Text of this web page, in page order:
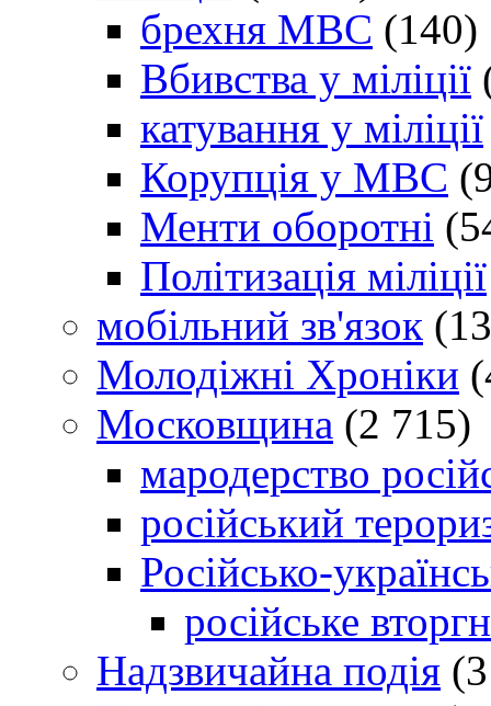
брехня МВС (140)
Вбивства у міліції
катування у міліції
Корупція у МВС
Менти оборотні
Політизація міліції
мобільний зв'язок
Молодіжні Хроніки
Московщина (2 715)
мародерство
російський
Російсько-
російське
Надзвичайна подія